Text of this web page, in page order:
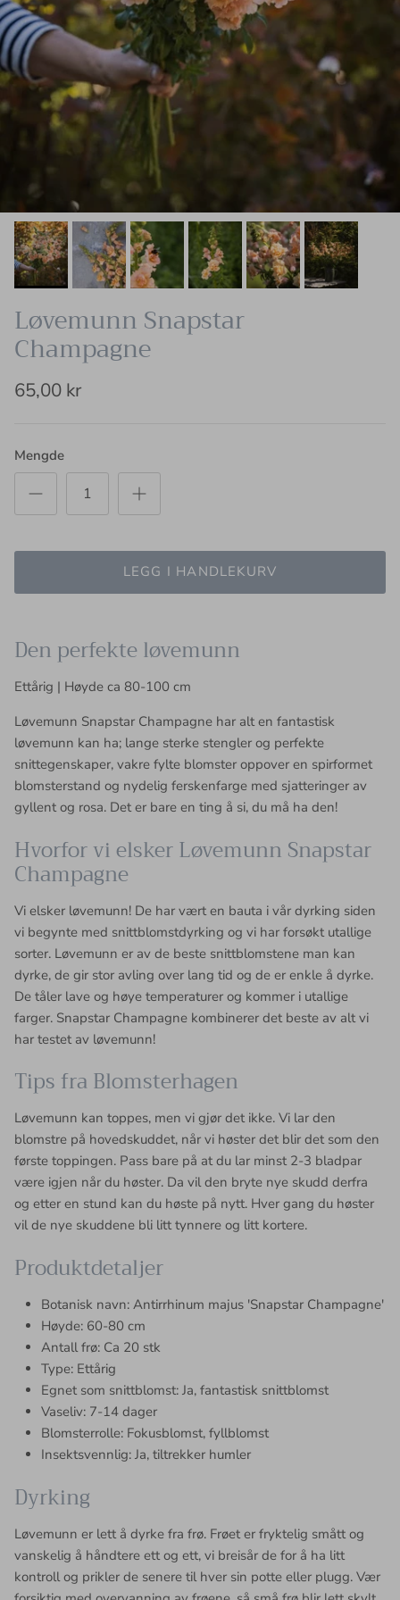
Løvemunn Snapstar
Champagne
65,00 kr
Mengde
LEGG I HANDLEKURV
Den perfekte løvemunn
Ettårig | Høyde ca 80-100 cm
Løvemunn Snapstar Champagne har alt en fantastisk
løvemunn kan ha; lange sterke stengler og perfekte
snittegenskaper, vakre fylte blomster oppover en spirformet
blomsterstand og nydelig ferskenfarge med sjatteringer av
gyllent og rosa. Det er bare en ting å si, du må ha den!
Hvorfor vi elsker Løvemunn Snapstar
Champagne
Vi elsker løvemunn! De har vært en bauta i vår dyrking siden
vi begynte med snittblomstdyrking og vi har forsøkt utallige
sorter. Løvemunn er av de beste snittblomstene man kan
dyrke, de gir stor avling over lang tid og de er enkle å dyrke.
De tåler lave og høye temperaturer og kommer i utallige
farger. Snapstar Champagne kombinerer det beste av alt vi
har testet av løvemunn!
Tips fra Blomsterhagen
Løvemunn kan toppes, men vi gjør det ikke. Vi lar den
blomstre på hovedskuddet, når vi høster det blir det som den
første toppingen. Pass bare på at du lar minst 2-3 bladpar
være igjen når du høster. Da vil den bryte nye skudd derfra
og etter en stund kan du høste på nytt. Hver gang du høster
vil de nye skuddene bli litt tynnere og litt kortere.
Produktdetaljer
Botanisk navn: Antirrhinum majus 'Snapstar Champagne'
Høyde: 60-80 cm
Antall frø: Ca 20 stk
Type: Ettårig
Egnet som snittblomst: Ja, fantastisk snittblomst
Vaseliv: 7-14 dager
Blomsterrolle: Fokusblomst, fyllblomst
Insektsvennlig: Ja, tiltrekker humler
Dyrking
Løvemunn er lett å dyrke fra frø. Frøet er fryktelig smått og
vanskelig å håndtere ett og ett, vi breisår de for å ha litt
kontroll og prikler de senere til hver sin potte eller plugg. Vær